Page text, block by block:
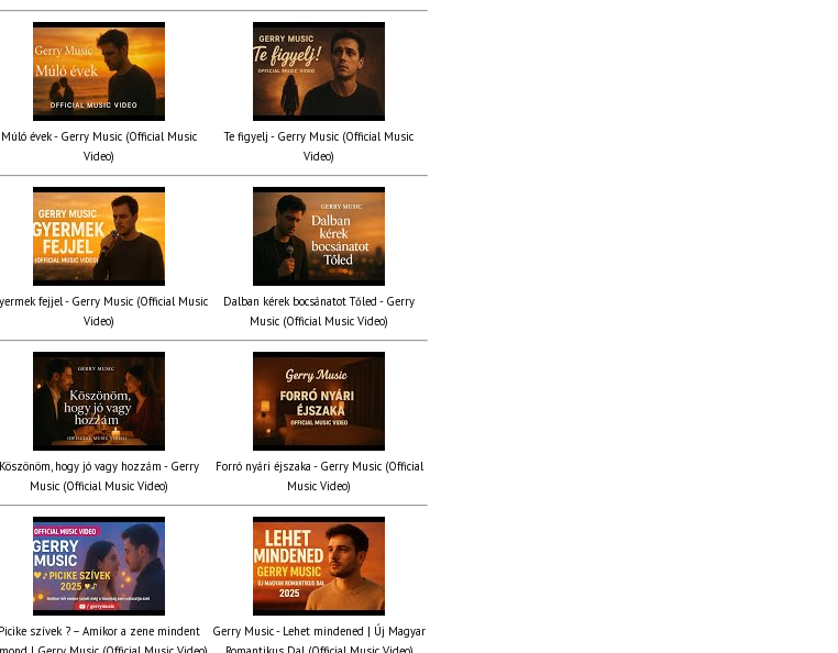
Múló évek - Gerry Music (Official Music
Video)
Te figyelj - Gerry Music (Official Music
Video)
fejjel - Gerry Music (Official Music
Video)
Dalban kérek bocsánatot Tőled - Gerry
Music (Official Music Video)
Köszönöm, hogy jó vagy hozzám - Gerry
Music (Official Music Video)
Forró nyári éjszaka - Gerry Music (Official
Music Video)
Picike szívek ? – Amikor a zene mindent
Gerry Music - Lehet mindened | Új Magyar